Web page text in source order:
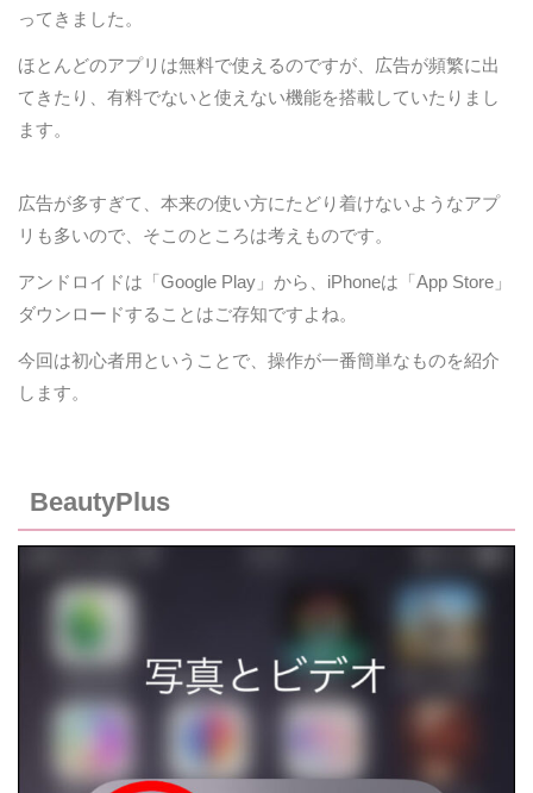
ってきました。
ほとんどのアプリは無料で使えるのですが、広告が頻繁に出
てきたり、有料でないと使えない機能を搭載していたりまし
ます。
広告が多すぎて、本来の使い方にたどり着けないようなアプ
リも多いので、そこのところは考えものです。
アンドロイドは「Google Play」から、iPhoneは「App Store」
ダウンロードすることはご存知ですよね。
今回は初心者用ということで、操作が一番簡単なものを紹介
します。
BeautyPlus